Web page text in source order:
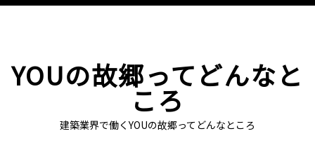
YOUの故郷ってどんなと
ころ
建築業界で働くYOUの故郷ってどんなところ